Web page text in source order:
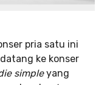
pria satu ini
ke konser
simpleyang